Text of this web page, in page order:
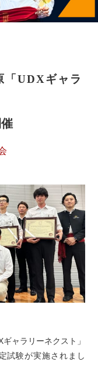
「UDXギャラ
ャラリーネクスト」
試験が実施されまし